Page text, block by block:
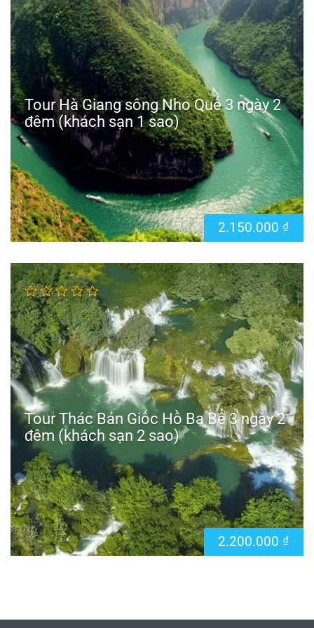
Tour Hà Giang sông Nho Quế 3 ngày 2
đêm (khách sạn 1 sao)
2.150.000 ₫
Tour Thác Bản Giốc Hồ Ba Bể 3 ngày 2
đêm (khách sạn 2 sao)
2.200.000 ₫